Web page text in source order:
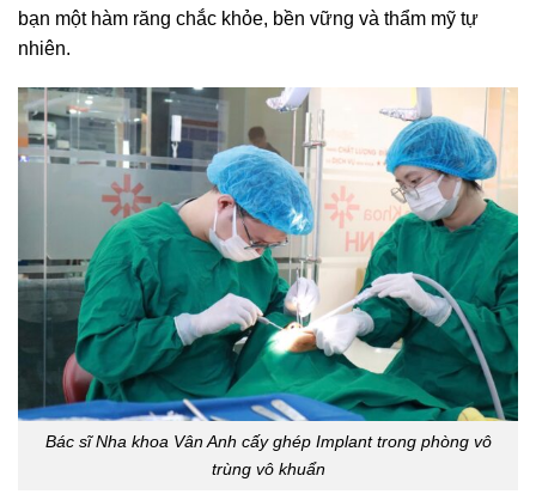
bạn một hàm răng chắc khỏe, bền vững và thẩm mỹ tự
nhiên.
Bác sĩ Nha khoa Vân Anh cấy ghép Implant trong phòng vô
trùng vô khuẩn